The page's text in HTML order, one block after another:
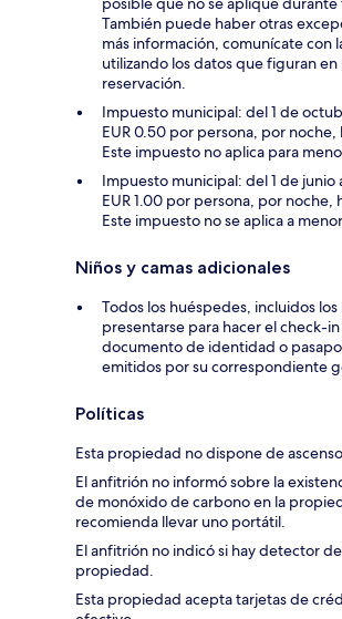
También puede haber otras
más información, comunícate con
utilizando los datos que figuran
reservación.
Impuesto municipal: del 1 de
EUR 0.50 por persona, por noche,
Este impuesto no aplica para
Impuesto municipal: del 1 de
EUR 1.00 por persona, por noche,
Este impuesto no se aplica a
Niños y camas adicionales
Todos los huéspedes, incluidos
presentarse para hacer el check-
documento de identidad o
emitidos por su correspondiente
Políticas
Esta propiedad no dispone de
El anfitrión no informó sobre la
de monóxido de carbono en la
recomienda llevar uno portátil.
El anfitrión no indicó si hay detector
propiedad.
Esta propiedad acepta tarjetas de